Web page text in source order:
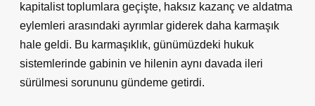
kapitalist toplumlara geçişte, haksız kazanç ve aldatma
eylemleri arasındaki ayrımlar giderek daha karmaşık
hale geldi. Bu karmaşıklık, günümüzdeki hukuk
sistemlerinde gabinin ve hilenin aynı davada ileri
sürülmesi sorununu gündeme getirdi.